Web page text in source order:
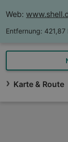
Web:
Entfernung:
Karte & Route